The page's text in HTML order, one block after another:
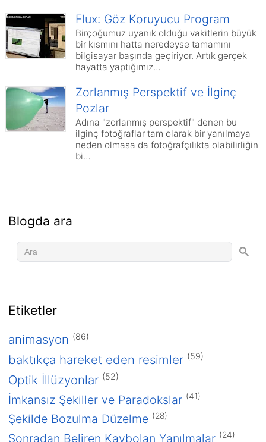
Flux: Göz Koruyucu Program
Birçoğumuz uyanık olduğu vakitlerin büyük
bir kısmını hatta neredeyse tamamını
bilgisayar başında geçiriyor. Artık gerçek
hayatta yaptığımız…
Zorlanmış Perspektif ve İlginç
Pozlar
Adına "zorlanmış perspektif" denen bu
ilginç fotoğraflar tam olarak bir yanılmaya
neden olmasa da fotoğrafçılıkta olabilirliğin
bi…
Blogda ara
Etiketler
animasyon (86)
baktıkça hareket eden resimler (59)
Optik İllüzyonlar (52)
İmkansız Şekiller ve Paradokslar (41)
Şekilde Bozulma Düzelme (28)
Sonradan Beliren Kaybolan Yanılmalar (24)